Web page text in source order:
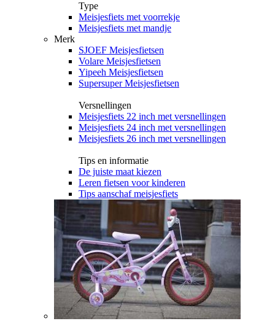
Type
Meisjesfiets met voorrekje
Meisjesfiets met mandje
Merk
SJOEF Meisjesfietsen
Volare Meisjesfietsen
Yipeeh Meisjesfietsen
Supersuper Meisjesfietsen
Versnellingen
Meisjesfiets 22 inch met versnellingen
Meisjesfiets 24 inch met versnellingen
Meisjesfiets 26 inch met versnellingen
Tips en informatie
De juiste maat kiezen
Leren fietsen voor kinderen
Tips aanschaf meisjesfiets